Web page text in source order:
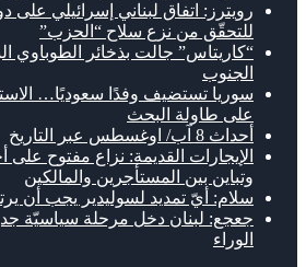
رويترز: اتفاق لبناني إسرائيلي
للتحقّق من نزع سلاح “الحزب”
“كاريتاس” جالت بذخائر الطوباوي
الجنوب
سوريا تستضيف وفدًا سعوديًا…
على طاولة البحث
أحداث 8 آب/ اوغسطس عبر التاريخ
الإيجارات القديمة: نزاع مفتوح على
وتباين بين المستأجرين والمالكين
سلام: أيّ تمديد لسوليدير يجب أن
جعجع: لبنان دخل مرحلة سياسيّة
الوراء